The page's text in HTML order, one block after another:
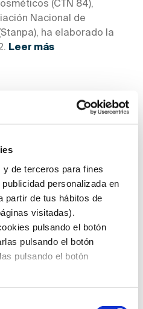
de terceros para fines
personalizada en
partir de tus hábitos de
visitadas).
pulsando el botón
pulsando el botón
pulsando el botón
(CTN 84),
Nacional de
ha elaborado la
Leer más